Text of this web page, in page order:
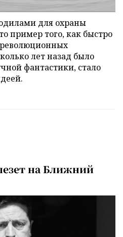
для охраны
пример того, как быстро
лет назад было
фантастики, стало
на Ближний